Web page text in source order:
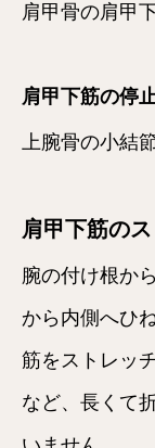
肩甲骨の肩甲
肩甲下筋の停
上腕骨の小結
肩甲下筋の
腕の付け根か
から内側へひ
筋をストレッ
など、長くて